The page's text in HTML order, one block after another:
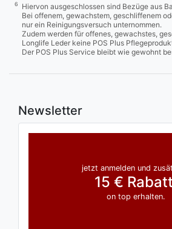
6
Hiervon ausgeschlossen sind Bezüge aus
Bei offenem, gewachstem, geschliffenem
nur ein Reinigungsversuch unternommen.
Zudem werden für offenes, gewachstes,
Longlife Leder keine POS Plus
Der POS Plus Service bleibt wie gewohnt
Newsletter
jetzt anmelden und
15 € Rabatt
on top erhalten.